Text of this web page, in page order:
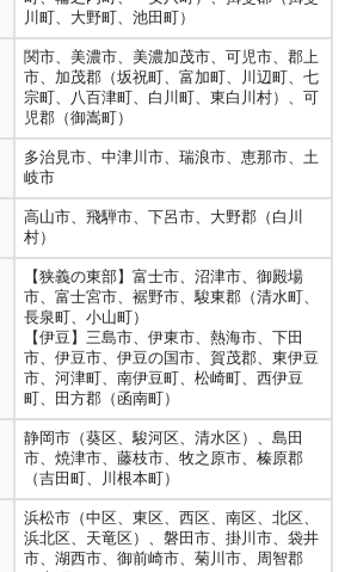
川町、大野町、池田町）
関市、美濃市、美濃加茂市、可児市、郡上
市、加茂郡（坂祝町、富加町、川辺町、七
宗町、八百津町、白川町、東白川村）、可
児郡（御嵩町）
多治見市、中津川市、瑞浪市、恵那市、土
岐市
高山市、飛騨市、下呂市、大野郡（白川
村）
【狭義の東部】富士市、沼津市、御殿場
市、富士宮市、裾野市、駿東郡（清水町、
長泉町、小山町）
【伊豆】三島市、伊東市、熱海市、下田
市、伊豆市、伊豆の国市、賀茂郡、東伊豆
市、河津町、南伊豆町、松崎町、西伊豆
町、田方郡（函南町）
静岡市（葵区、駿河区、清水区）、島田
市、焼津市、藤枝市、牧之原市、榛原郡
（吉田町、川根本町）
浜松市（中区、東区、西区、南区、北区、
浜北区、天竜区）、磐田市、掛川市、袋井
市、湖西市、御前崎市、菊川市、周智郡